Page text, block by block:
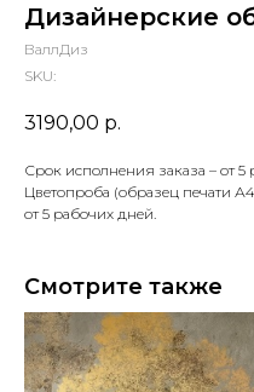
Дизайнерские
ВаллДиз
SKU:
3190,00 р.
Срок исполнения заказа – от 5
Цветопроба (образец печати
от 5 рабочих дней.
Смотрите также